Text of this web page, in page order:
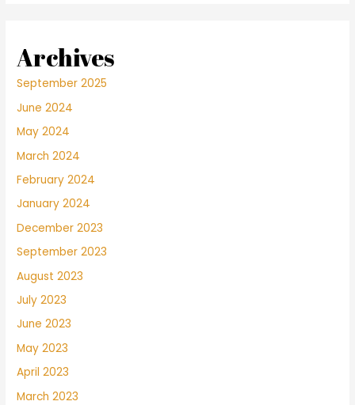
Archives
September 2025
June 2024
May 2024
March 2024
February 2024
January 2024
December 2023
September 2023
August 2023
July 2023
June 2023
May 2023
April 2023
March 2023